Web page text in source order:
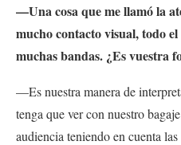
—Una cosa que me llamó la
mucho contacto visual, todo
muchas bandas. ¿Es vuestra
—Es nuestra manera de
tenga que ver con nuestro
audiencia teniendo en cuenta